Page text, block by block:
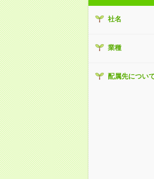
社名
業種
配属先につい